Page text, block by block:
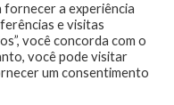
fornecer a experiência
e visitas
você concorda com o
você pode visitar
um consentimento